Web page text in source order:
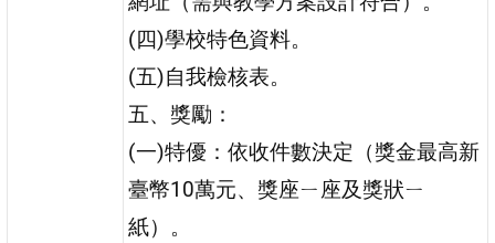
(四)學校特色資料。
(五)自我檢核表。
五、獎勵：
(一)特優：依收件數決定（獎金最高新
臺幣10萬元、獎座ㄧ座及獎狀ㄧ
紙）。